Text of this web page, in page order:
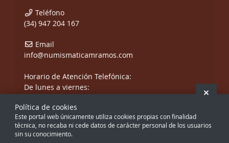
Teléfono
(34) 947 204 167
Email
info@numismaticamramos.com
Horario de Atención Telefónica:
De lunes a viernes:
y de 17:00 a 20:00 h.
Sábados, sólo mañanas.
Política de cookies
Este portal web únicamente utiliza cookies propias con finalidad
técnica, no recaba ni cede datos de carácter personal de los usuarios
sin su conocimiento.